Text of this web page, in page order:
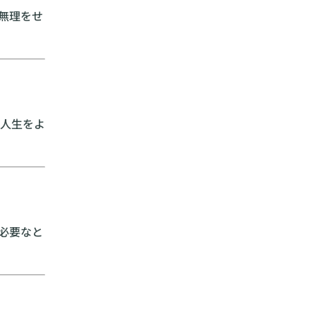
理をせ
生をよ
要なと